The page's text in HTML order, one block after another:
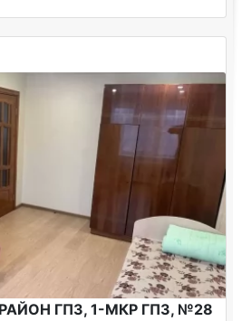
ГПЗ, 1-МКР ГПЗ, №28